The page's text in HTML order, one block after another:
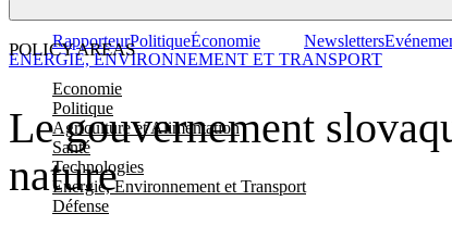
POLICY AREAS
Economie
Politique
Agriculture et Alimentation
Santé
Technologies
Energie, Environnement et Transport
Défense
RapporteurPolitiqueÉconomie Newsletters
Le gouvernement
nature
ENERGIE, ENVIRONNEMENT ET TRANSPORT